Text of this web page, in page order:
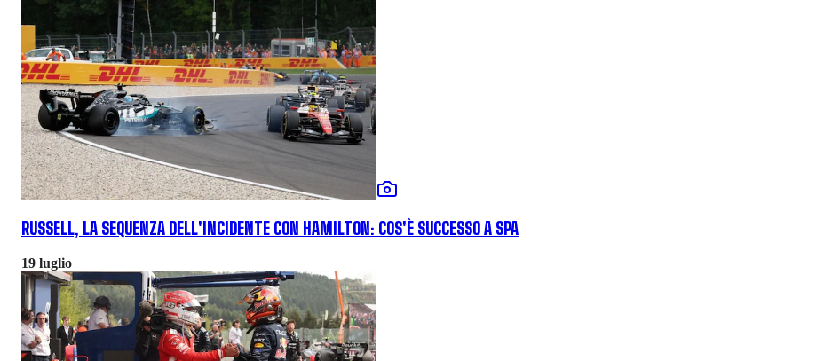
RUSSELL, LA SEQUENZA DELL'INCIDENTE CON HAMILTON: COS'È SUCCESSO A SPA
19 luglio